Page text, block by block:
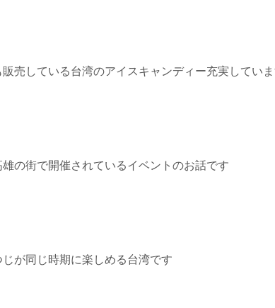
売している台湾のアイスキャンディー充実してい
の街で開催されているイベントのお話です
が同じ時期に楽しめる台湾です